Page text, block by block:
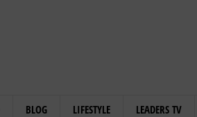
BLOG LIFESTYLE LEADERS TV